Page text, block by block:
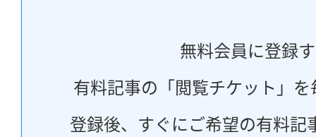
無料会員に登録
有料記事の「閲覧チケット」
登録後、すぐにご希望の有料記